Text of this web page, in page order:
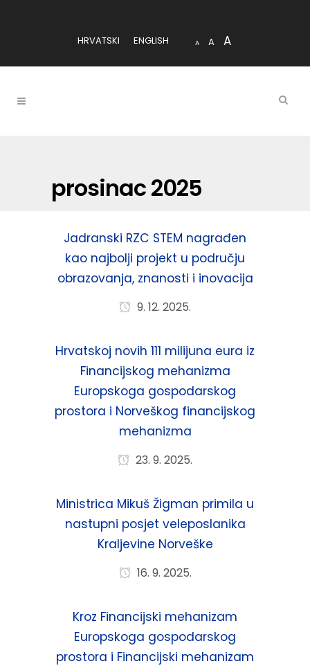
HRVATSKI ENGLISH A A A
prosinac 2025
Jadranski RZC STEM nagrađen
kao najbolji projekt u području
obrazovanja, znanosti i inovacija
9. 12. 2025.
Hrvatskoj novih 111 milijuna eura iz
Financijskog mehanizma
Europskoga gospodarskog
prostora i Norveškog financijskog
mehanizma
23. 9. 2025.
Ministrica Mikuš Žigman primila u
nastupni posjet veleposlanika
Kraljevine Norveške
16. 9. 2025.
Kroz Financijski mehanizam
Europskoga gospodarskog
prostora i Financijski mehanizam